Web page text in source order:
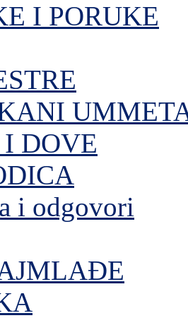
I PORUKE
DOVE
i odgovori